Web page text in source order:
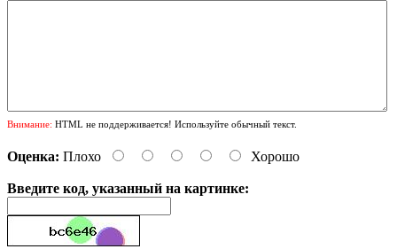
Внимание: HTML не поддерживается! Используйте обычный текст.
Оценка: Плохо Хорошо
Введите код, указанный на картинке: